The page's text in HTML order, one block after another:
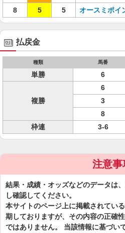
8
5 5 オースミポイ
払戻金
種類 馬番
単勝 6
複勝
6
3
8
枠連
3-6
注意事
結果・成績・オッズなどのデータは
し確認してください。
本サイトのページ上に掲載されてい
期しておりますが、その内容の正確
ではありません。 当該情報に基づい